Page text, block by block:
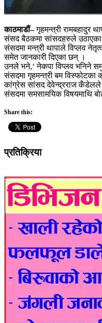
काठमाडौं–गृहमन्त्री रामबहादुर
संसद बैठकमा सांसदहरुले उठाएका
संसदमा मन्त्री थापाले विप्लव
समेत जानकारी दिएका छन् ।
उनले भने,‘ नेकपा विप्लव भनिने
संसदमा गृहमन्त्री बम
कांग्रेस सांसद देवेन्द्रराज कँडेलले
संसदमा समसामयिक विषयमाथि
Share this:
प्रतिक्रिया